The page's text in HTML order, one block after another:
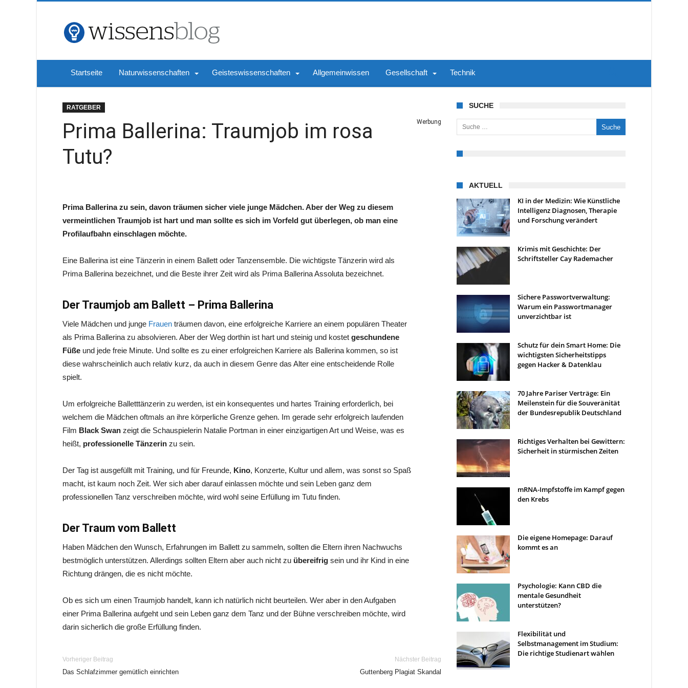
Startseite Naturwissenschaften Geisteswissenschaften Allgemeinwissen Gesellschaft Technik
RATGEBER
Prima Ballerina: Traumjob im rosa
Tutu?
Werbung
Prima Ballerina zu sein, davon träumen sicher viele junge Mädchen. Aber der Weg zu diesem
vermeintlichen Traumjob ist hart und man sollte es sich im Vorfeld gut überlegen, ob man eine
Profilaufbahn einschlagen möchte.
Eine Ballerina ist eine Tänzerin in einem Ballett oder Tanzensemble. Die wichtigste Tänzerin wird als
Prima Ballerina bezeichnet, und die Beste ihrer Zeit wird als Prima Ballerina Assoluta bezeichnet.
Der Traumjob am Ballett – Prima Ballerina
Viele Mädchen und junge Frauen träumen davon, eine erfolgreiche Karriere an einem populären Theater
als Prima Ballerina zu absolvieren. Aber der Weg dorthin ist hart und steinig und kostet geschundene
Füße und jede freie Minute. Und sollte es zu einer erfolgreichen Karriere als Ballerina kommen, so ist
diese wahrscheinlich auch relativ kurz, da auch in diesem Genre das Alter eine entscheidende Rolle
spielt.
Um erfolgreiche Balletttänzerin zu werden, ist ein konsequentes und hartes Training erforderlich, bei
welchem die Mädchen oftmals an ihre körperliche Grenze gehen. Im gerade sehr erfolgreich laufenden
Film Black Swan zeigt die Schauspielerin Natalie Portman in einer einzigartigen Art und Weise, was es
heißt, professionelle Tänzerin zu sein.
Der Tag ist ausgefüllt mit Training, und für Freunde, Kino, Konzerte, Kultur und allem, was sonst so Spaß
macht, ist kaum noch Zeit. Wer sich aber darauf einlassen möchte und sein Leben ganz dem
professionellen Tanz verschreiben möchte, wird wohl seine Erfüllung im Tutu finden.
Der Traum vom Ballett
Haben Mädchen den Wunsch, Erfahrungen im Ballett zu sammeln, sollten die Eltern ihren Nachwuchs
bestmöglich unterstützen. Allerdings sollten Eltern aber auch nicht zu übereifrig sein und ihr Kind in eine
Richtung drängen, die es nicht möchte.
Ob es sich um einen Traumjob handelt, kann ich natürlich nicht beurteilen. Wer aber in den Aufgaben
einer Prima Ballerina aufgeht und sein Leben ganz dem Tanz und der Bühne verschreiben möchte, wird
darin sicherlich die große Erfüllung finden.
Vorheriger Beitrag
Das Schlafzimmer gemütlich einrichten
Nächster Beitrag
Guttenberg Plagiat Skandal
SUCHE
Suche nach:
AKTUELL
KI in der Medizin: Wie Künstliche
Intelligenz Diagnosen, Therapie
und Forschung verändert
Krimis mit Geschichte: Der
Schriftsteller Cay Rademacher
Sichere Passwortverwaltung:
Warum ein Passwortmanager
unverzichtbar ist
Schutz für dein Smart Home: Die
wichtigsten Sicherheitstipps
gegen Hacker & Datenklau
70 Jahre Pariser Verträge: Ein
Meilenstein für die Souveränität
der Bundesrepublik Deutschland
Richtiges Verhalten bei Gewittern:
Sicherheit in stürmischen Zeiten
mRNA-Impfstoffe im Kampf gegen
den Krebs
Die eigene Homepage: Darauf
kommt es an
Psychologie: Kann CBD die
mentale Gesundheit
unterstützen?
Flexibilität und
Selbstmanagement im Studium:
Die richtige Studienart wählen